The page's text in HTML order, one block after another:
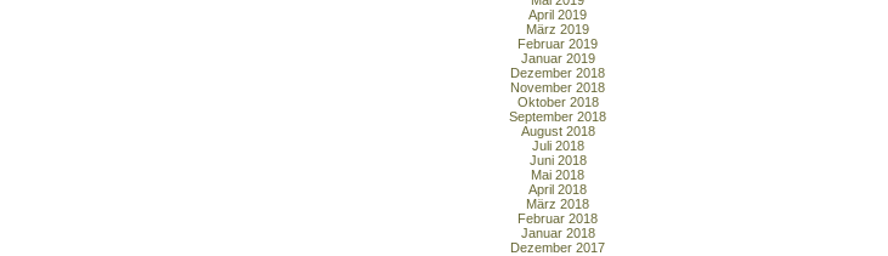
April 2019
März 2019
Februar 2019
Januar 2019
Dezember 2018
November 2018
Oktober 2018
September 2018
August 2018
Juli 2018
Juni 2018
Mai 2018
April 2018
März 2018
Februar 2018
Januar 2018
Dezember 2017